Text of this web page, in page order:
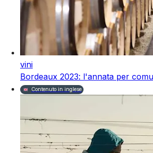
vini
Bordeaux 2023: l'annata per
Contenuto in inglese